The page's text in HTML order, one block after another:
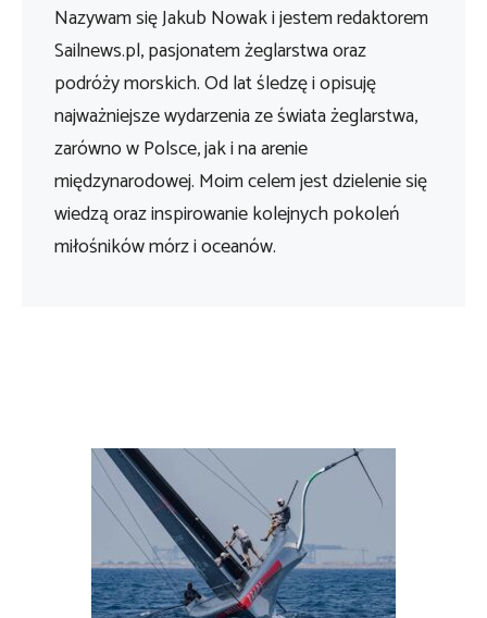
Nazywam się Jakub Nowak i jestem redaktorem
Sailnews.pl, pasjonatem żeglarstwa oraz
podróży morskich. Od lat śledzę i opisuję
najważniejsze wydarzenia ze świata żeglarstwa,
zarówno w Polsce, jak i na arenie
międzynarodowej. Moim celem jest dzielenie się
wiedzą oraz inspirowanie kolejnych pokoleń
miłośników mórz i oceanów.